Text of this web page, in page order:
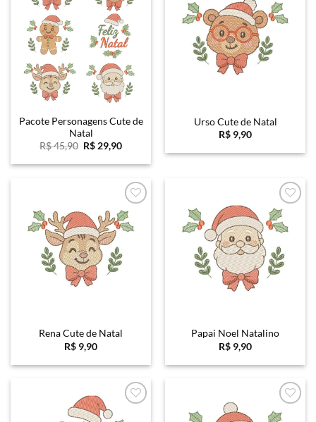
Pacote Personagens Cute de
Natal
R$45,90 O
original
R$29,90O
atual
R$ 29,90.
Urso Cute de Natal
R$ 9,90
Favoritar
Rena Cute de Natal
R$ 9,90
Favoritar
Papai Noel Natalino
R$ 9,90
Favoritar Favoritar